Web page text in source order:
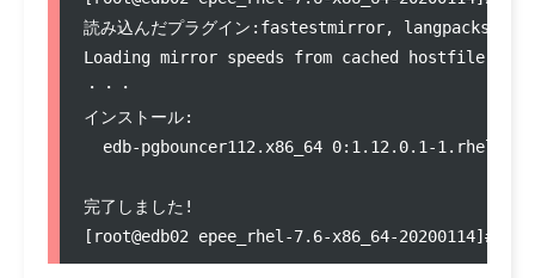
読み込んだプラグイン:fastestmirror, langpacks
Loading mirror speeds from cached hostfile
・・・
インストール:
edb-
完了しました!